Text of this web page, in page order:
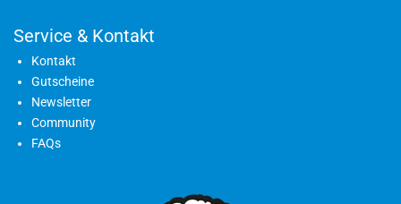
Service & Kontakt
Kontakt
Gutscheine
Newsletter
Community
FAQs